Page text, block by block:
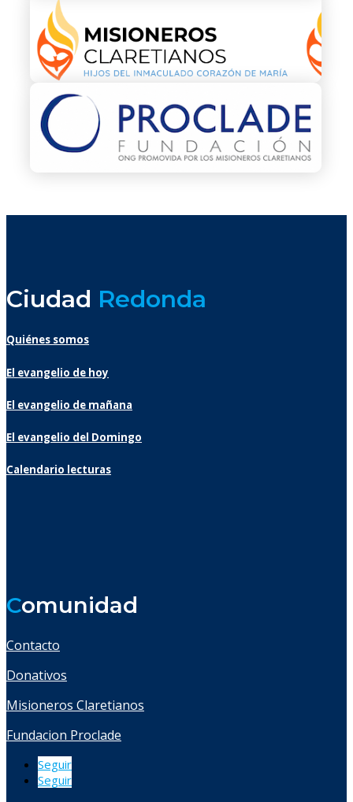
Ciudad Redonda
Quiénes somos
El evangelio de hoy
El evangelio de mañana
El evangelio del Domingo
Calendario lecturas
Comunidad
Contacto
Donativos
Misioneros Claretianos
Fundacion Proclade
Seguir
Seguir